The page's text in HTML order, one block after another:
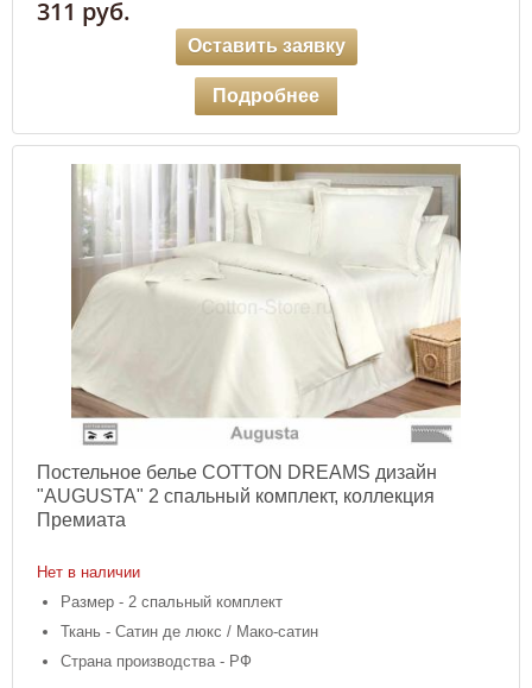
311 руб.
Оставить заявку
Подробнее
Постельное белье COTTON DREAMS дизайн
"AUGUSTA" 2 спальный комплект, коллекция
Премиата
Нет в наличии
Размер - 2 спальный комплект
Ткань - Сатин де люкс / Мако-сатин
Страна производства - РФ